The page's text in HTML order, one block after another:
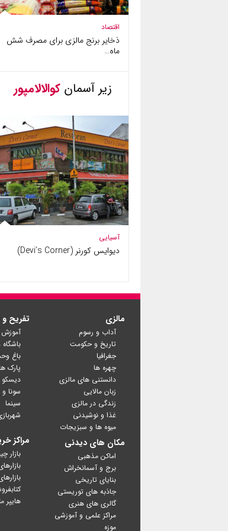
اقتصاد
ذخایر برنج مالزی برای مصرف شش
ماه…
زیر آسمان کوالالامپور
آسیایی
دیوایس کورنر (Devi’s Corner)
مالزی
آداب و رسوم
تاریخ و حکومت
جغرافیا
چهره ها
دانستنی های مالزی
زبان مالایی
زندگی در مالزی
غذا و نوشیدنی
میوه ها و سبزیجات
مکان های دیدنی
اماکن مذهبی
برج و آسمانخراش
بنایای تاریخی
جاذبه های توریستی
گالری های هنری
مراکز علمی و آموزشی
موزه
تفریح
آموزش
باغ
پارک
دیسکو
سونا و
سینما
مراکز
بازار